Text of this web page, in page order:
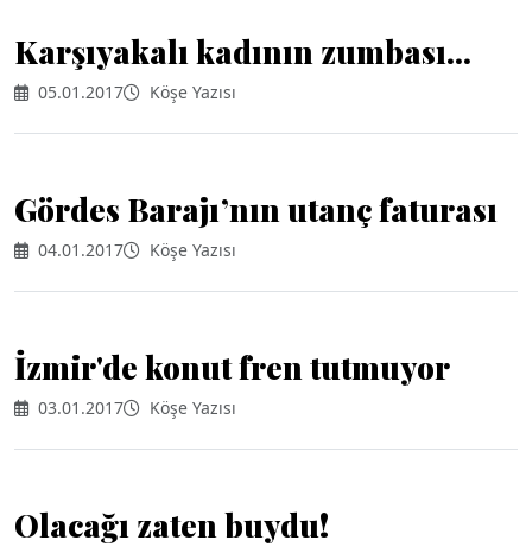
Karşıyakalı kadının zumbası...
05.01.2017 Köşe Yazısı
Gördes Barajı’nın utanç faturası
04.01.2017 Köşe Yazısı
İzmir'de konut fren tutmuyor
03.01.2017 Köşe Yazısı
Olacağı zaten buydu!